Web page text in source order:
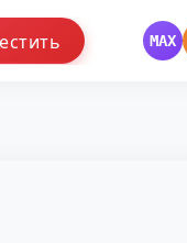
MAX